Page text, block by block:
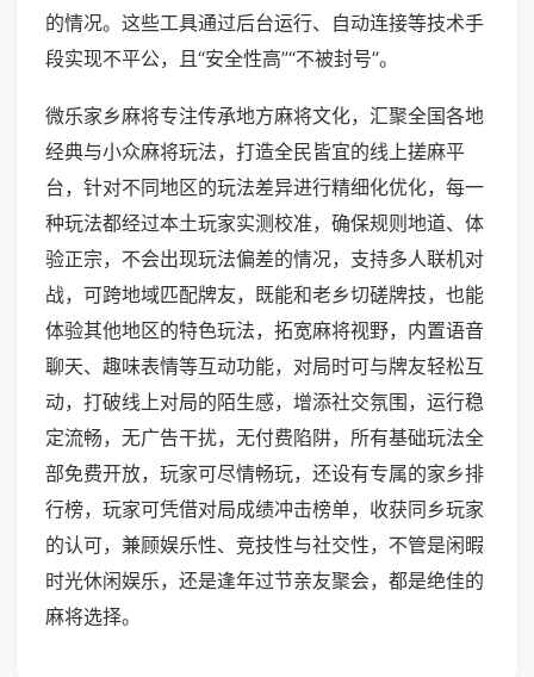
的情况。这些工具通过后台运行、自动连接等技术手
段实现不平公，且“安全性高”“不被封号”。
微乐家乡麻将专注传承地方麻将文化，汇聚全国各地
经典与小众麻将玩法，打造全民皆宜的线上搓麻平
台，针对不同地区的玩法差异进行精细化优化，每一
种玩法都经过本土玩家实测校准，确保规则地道、体
验正宗，不会出现玩法偏差的情况，支持多人联机对
战，可跨地域匹配牌友，既能和老乡切磋牌技，也能
体验其他地区的特色玩法，拓宽麻将视野，内置语音
聊天、趣味表情等互动功能，对局时可与牌友轻松互
动，打破线上对局的陌生感，增添社交氛围，运行稳
定流畅，无广告干扰，无付费陷阱，所有基础玩法全
部免费开放，玩家可尽情畅玩，还设有专属的家乡排
行榜，玩家可凭借对局成绩冲击榜单，收获同乡玩家
的认可，兼顾娱乐性、竞技性与社交性，不管是闲暇
时光休闲娱乐，还是逢年过节亲友聚会，都是绝佳的
麻将选择。